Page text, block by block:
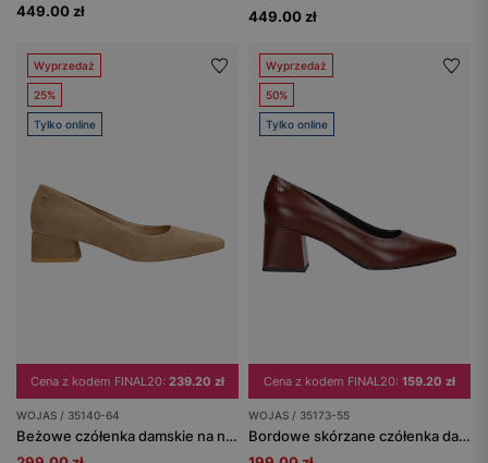
449.00 zł
449.00 zł
Wyprzedaż
25%
Tylko online
Cena z kodem FINAL20: 239.20 zł
WOJAS / 35140-64
Beżowe czółenka damskie na niskim obcasie typu klocek
Wyprzedaż
50%
Tylko online
Cena z kodem FINAL20: 159.20 zł
WOJAS / 35173-55
Bordowe skórzane czółenka damskie na szerokim słupku